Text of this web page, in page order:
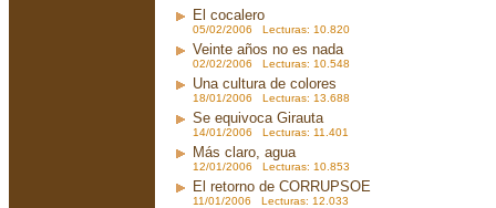
El cocalero
05/02/2006 Lecturas: 10.820
Veinte años no es nada
02/02/2006 Lecturas: 10.548
Una cultura de colores
18/01/2006 Lecturas: 13.688
Se equivoca Girauta
14/01/2006 Lecturas: 11.401
Más claro, agua
12/01/2006 Lecturas: 10.853
El retorno de CORRUPSOE
11/01/2006 Lecturas: 12.033